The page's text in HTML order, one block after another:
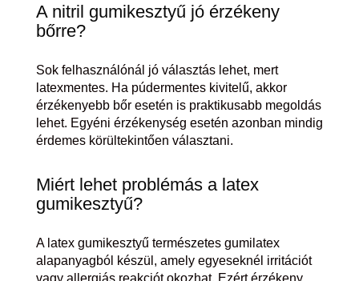
A nitril gumikesztyű jó érzékeny
bőrre?
Sok felhasználónál jó választás lehet, mert
latexmentes. Ha púdermentes kivitelű, akkor
érzékenyebb bőr esetén is praktikusabb megoldás
lehet. Egyéni érzékenység esetén azonban mindig
érdemes körültekintően választani.
Miért lehet problémás a latex
gumikesztyű?
A latex gumikesztyű természetes gumilatex
alapanyagból készül, amely egyeseknél irritációt
vagy allergiás reakciót okozhat. Ezért érzékeny